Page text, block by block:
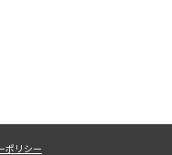
ポリシー